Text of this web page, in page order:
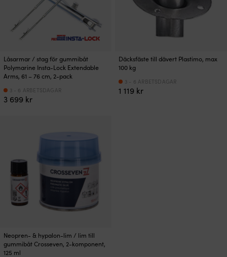
Låsarmar / stag för gummibåt
Polymarine Insta-Lock Extendable
Arms, 61 – 76 cm, 2-pack
3 699 kr
3 - 6 ARBETSDAGAR
Däcksfäste till dävert Plastimo, max
100 kg
1 119 kr
3 - 6 ARBETSDAGAR
Neopren- & hypalon-lim / lim till
gummibåt Crosseven, 2-komponent,
125 ml